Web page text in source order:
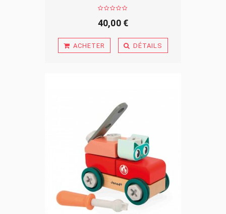
40,00 €
ACHETER DÉTAILS